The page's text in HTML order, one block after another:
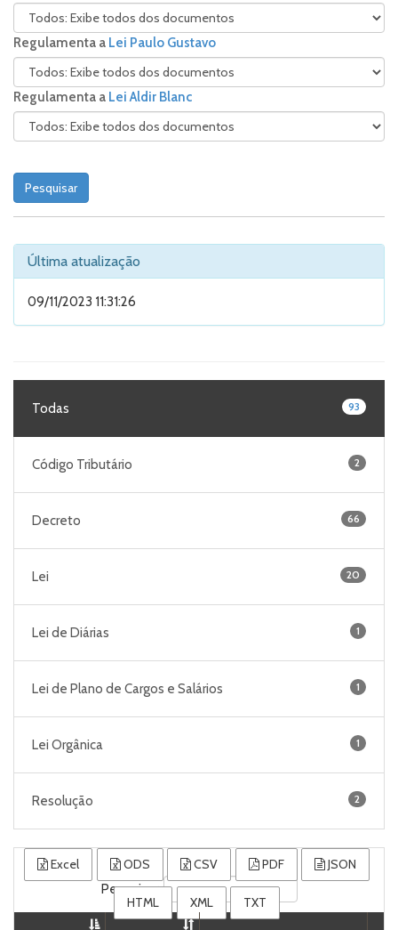
Regulamenta a Lei Paulo Gustavo
Regulamenta a Lei Aldir Blanc
Última atualização
09/11/2023 11:31:26
93
Todas
2
Código Tributário
66
Decreto
20
Lei
1
Lei de Diárias
1
Lei de Plano de Cargos e Salários
1
Lei Orgânica
2
Resolução
Excel ODS CSV PDF JSON
HTML XML TXT
Pesquisar